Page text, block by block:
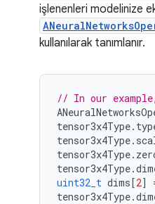
işlenenleri modelinize
kullanılarak tanımlanır.
// In our
tensor3x4Type.
tensor3x4Type.
tensor3x4Type.
tensor3x4Type.
uint32_t dims[2]
tensor3x4Type.